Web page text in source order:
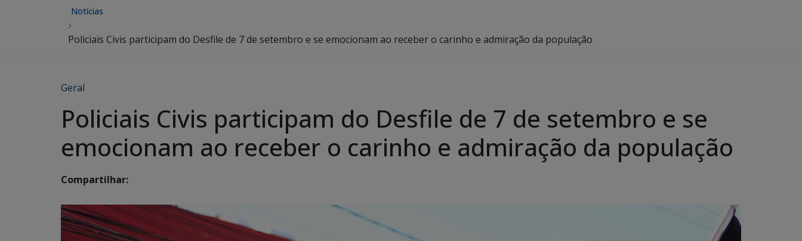
Notícias
Policiais Civis participam do Desfile de 7 de setembro e se emocionam ao receber o carinho e admiração da população
Geral
Policiais Civis participam do Desfile de 7 de setembro e se
emocionam ao receber o carinho e admiração da população
Compartilhar: